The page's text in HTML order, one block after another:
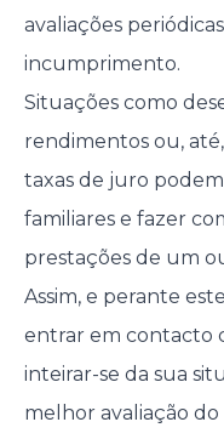
avaliações
incumprimento.
Situações como
rendimentos ou,
taxas de juro
familiares e fazer
prestações de um
Assim, e perante
entrar em contacto
inteirar-se da sua
melhor avaliação